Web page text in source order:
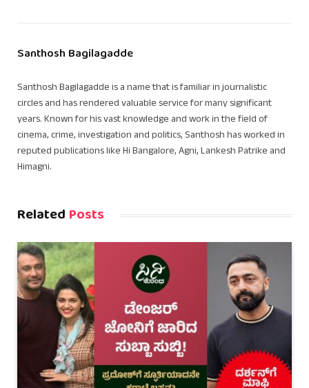
Santhosh Bagilagadde
Santhosh Bagilagadde is a name that is familiar in journalistic
circles and has rendered valuable service for many significant
years. Known for his vast knowledge and work in the field of
cinema, crime, investigation and politics, Santhosh has worked in
reputed publications like Hi Bangalore, Agni, Lankesh Patrike and
Himagni.
Related Posts